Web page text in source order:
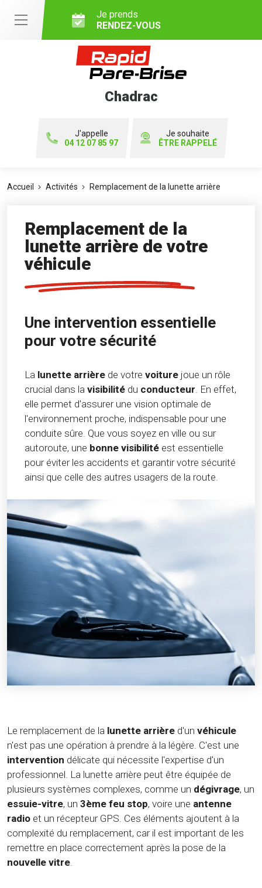
Je prends
RENDEZ-VOUS
Chadrac
J'appelle
04 12 07 85 97
Je souhaite
ÊTRE RAPPELÉ
Accueil Activités Remplacement de la lunette arrière
Remplacement de la
lunette arrière de votre
véhicule
Une intervention essentielle
pour votre sécurité
La lunette arrière de votre voiture joue un rôle
crucial dans la visibilité du conducteur. En effet,
elle permet d'assurer une vision optimale de
l'environnement proche, indispensable pour une
conduite sûre. Que vous soyez en ville ou sur
autoroute, une bonne visibilité est essentielle
pour éviter les accidents et garantir votre sécurité
ainsi que celle des autres usagers de la route.
Le remplacement de la lunette arrière d'un véhicule
n'est pas une opération à prendre à la légère. C'est une
intervention délicate qui nécessite l'expertise d'un
professionnel. La lunette arrière peut être équipée de
plusieurs systèmes complexes, comme un dégivrage, un
essuie-vitre, un 3ème feu stop, voire une antenne
radio et un récepteur GPS. Ces éléments ajoutent à la
complexité du remplacement, car il est important de les
remettre en place correctement après la pose de la
nouvelle vitre.